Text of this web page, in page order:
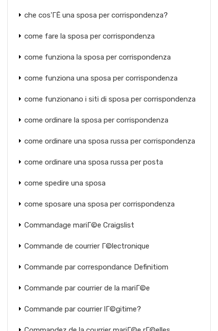
che cos'ГЁ una sposa per corrispondenza?
come fare la sposa per corrispondenza
come funziona la sposa per corrispondenza
come funziona una sposa per corrispondenza
come funzionano i siti di sposa per corrispondenza
come ordinare la sposa per corrispondenza
come ordinare una sposa russa per corrispondenza
come ordinare una sposa russa per posta
come spedire una sposa
come sposare una sposa per corrispondenza
Commandage mariГ©e Craigslist
Commande de courrier Г©lectronique
Commande par correspondance Definitiom
Commande par courrier de la mariГ©e
Commande par courrier lГ©gitime?